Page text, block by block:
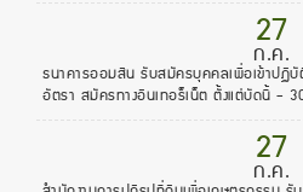
27
ก.ค.
ธนาคารออมสิน รับสมัครบุคคลเพื่อเข้าปฏิ
อัตรา สมัครทางอินเทอร็เน็ต ตั้งแต่บัดนี้ -
27
ก.ค.